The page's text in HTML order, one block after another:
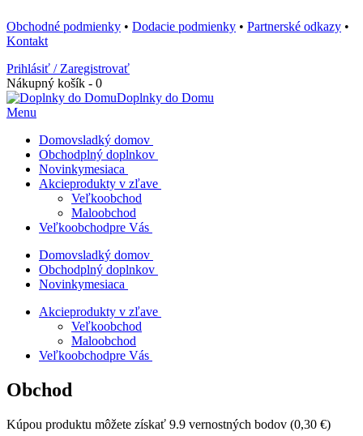
Obchodné podmienky • Dodacie podmienky • Partnerské odkazy •
Kontakt
Prihlásiť / Zaregistrovať
Nákupný košík - 0
Doplnky do Domu
Menu
Domovsladký domov
Obchodplný doplnkov
Novinkymesiaca
Akcieprodukty v zľave
Veľkoobchod
Maloobchod
Veľkoobchodpre Vás
Domovsladký domov
Obchodplný doplnkov
Novinkymesiaca
Akcieprodukty v zľave
Veľkoobchod
Maloobchod
Veľkoobchodpre Vás
Obchod
Kúpou produktu môžete získať 9.9 vernostných bodov (0,30 €)